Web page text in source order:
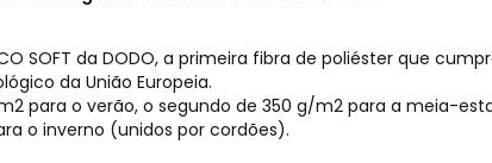
SOFT da DODO, a primeira fibra de poliéster que
da União Europeia.
para o verão, o segundo de 350 g/m2 para a meia-
o inverno (unidos por cordões).